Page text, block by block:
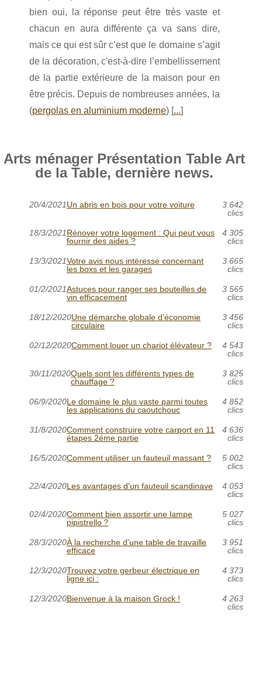
bien oui, la réponse peut être très vaste et
chacun en aura différente ça va sans dire,
mais ce qui est sûr c’est que le domaine s’agit
de la décoration, c'est-à-dire l’embellissement
de la partie extérieure de la maison pour en
être précis. Depuis de nombreuses années, la
(pergolas en aluminium moderne) [...]
Arts ménager Présentation Table Art
de la Table, dernière news.
20/4/2021Un abris en bois pour votre voiture
3 642
clics
18/3/2021Rénover votre logement : Qui peut vous
fournir des aides ?
4 305
clics
13/3/2021Votre avis nous intéresse concernant
les boxs et les garages
3 665
clics
01/2/2021Astuces pour ranger ses bouteilles de
vin efficacement
3 565
clics
18/12/2020Une démarche globale d’économie
circulaire
3 456
clics
02/12/2020Comment louer un chariot élévateur ?
4 543
clics
30/11/2020Quels sont les différents types de
chauffage ?
3 825
clics
06/9/2020Le domaine le plus vaste parmi toutes
les applications du caoutchouc
4 852
clics
31/8/2020Comment construire votre carport en 11
étapes 2éme partie
4 636
clics
16/5/2020Comment utiliser un fauteuil massant ?
5 002
clics
22/4/2020Les avantages d'un fauteuil scandinave
4 053
clics
02/4/2020Comment bien assortir une lampe
pipistrello ?
5 027
clics
28/3/2020À la recherche d'une table de travaille
efficace
3 951
clics
12/3/2020Trouvez votre gerbeur électrique en
ligne ici :
4 373
clics
12/3/2020Bienvenue à la maison Grock !
4 263
clics